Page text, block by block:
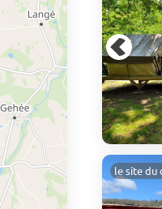
le site du